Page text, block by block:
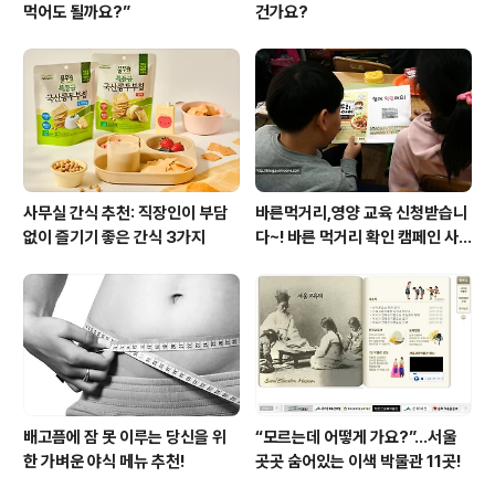
먹어도 될까요?”
건가요?
사무실 간식 추천: 직장인이 부담
없이 즐기기 좋은 간식 3가지
바른먹거리,영양 교육 신청받습니
다~! 바른 먹거리 확인 캠페인 사
배고픔에 잠 못 이루는 당신을 위
한 가벼운 야식 메뉴 추천!
“모르는데 어떻게 가요?”...서울
곳곳 숨어있는 이색 박물관 11곳!